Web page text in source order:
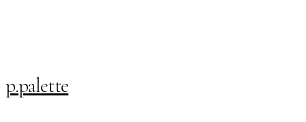
p.palette